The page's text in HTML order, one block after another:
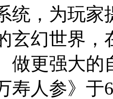
统，为玩家
玄幻世界
做更强大的
寿人参》于